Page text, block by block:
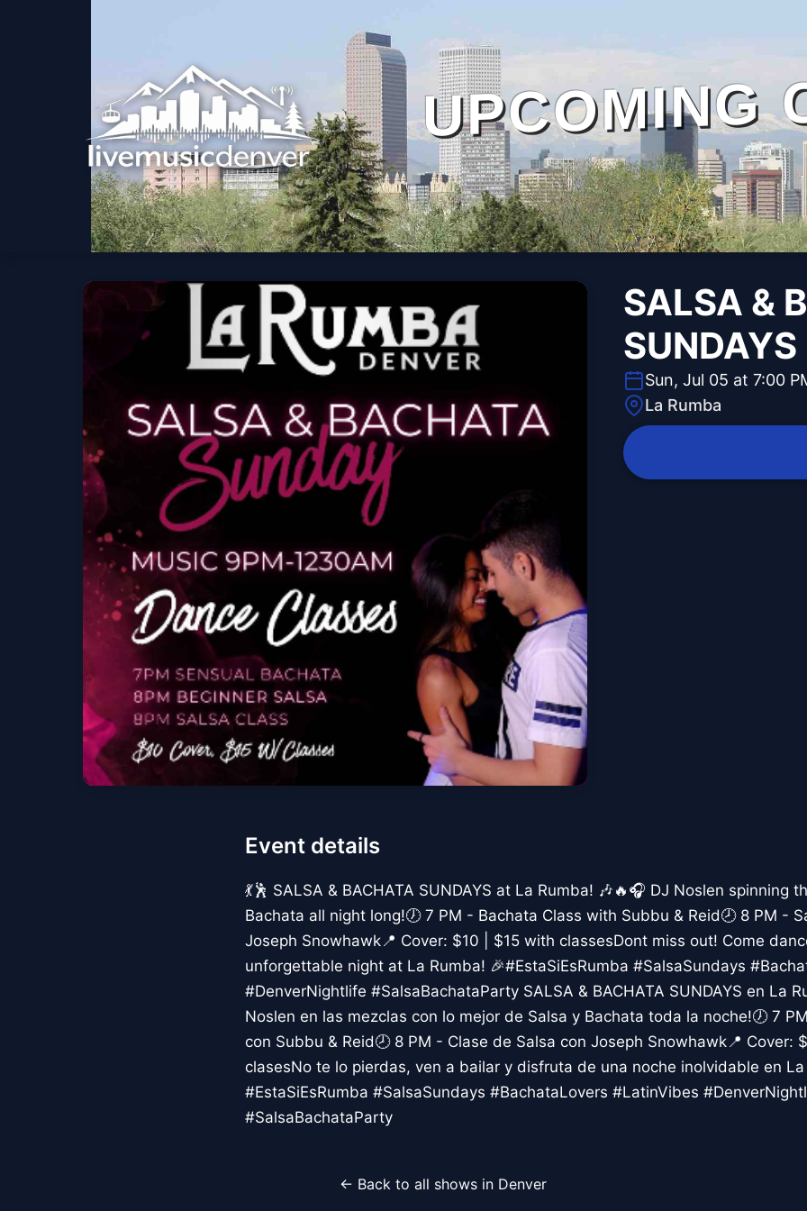
UPCOMING
SALSA &
SUNDAYS
Sun, Jul 05 at 7:00
La Rumba
Event details
💃🕺 SALSA & BACHATA SUNDAYS at La Rumba! 🎶🔥🎧 DJ Noslen spinning
Bachata all night long!🕖 7 PM - Bachata Class with Subbu & Reid🕗 8 PM -
Joseph Snowhawk📍 Cover: $10 | $15 with classesDont miss out! Come
unforgettable night at La Rumba! 🎉#EstaSiEsRumba #SalsaSundays
#DenverNightlife #SalsaBachataParty SALSA & BACHATA SUNDAYS en La
Noslen en las mezclas con lo mejor de Salsa y Bachata toda la noche!🕖 7
con Subbu & Reid🕗 8 PM - Clase de Salsa con Joseph Snowhawk📍 Cover:
clasesNo te lo pierdas, ven a bailar y disfruta de una noche inolvidable en La
#EstaSiEsRumba #SalsaSundays #BachataLovers #LatinVibes
#SalsaBachataParty
← Back to all shows in Denver